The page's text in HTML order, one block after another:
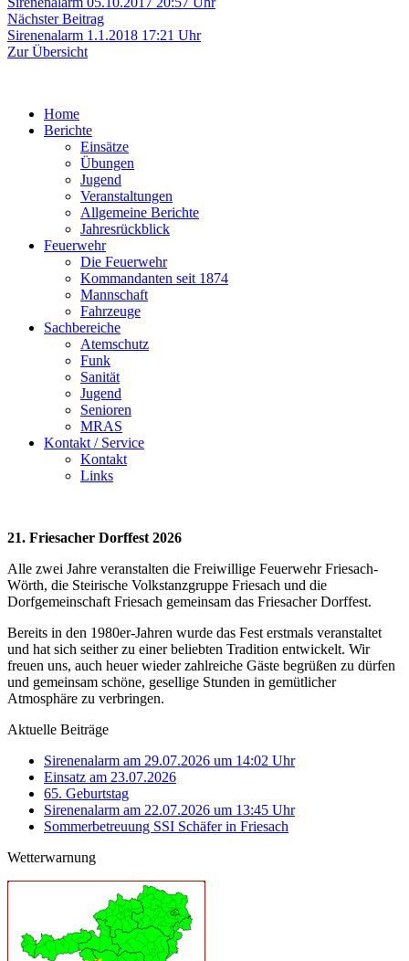
Nächster BeitragNächster
Beitrag:
Sirenenalarm 1.1.2018 17:21 Uhr
Zur Übersicht
Home
Berichte
Einsätze
Übungen
Jugend
Veranstaltungen
Allgemeine Berichte
Jahresrückblick
Feuerwehr
Die Feuerwehr
Kommandanten seit 1874
Mannschaft
Fahrzeuge
Sachbereiche
Atemschutz
Funk
Sanität
Jugend
Senioren
MRAS
Kontakt / Service
Kontakt
Links
21. Friesacher Dorffest 2026
Alle zwei Jahre veranstalten die Freiwillige Feuerwehr Friesach-
Wörth, die Steirische Volkstanzgruppe Friesach und die
Dorfgemeinschaft Friesach gemeinsam das Friesacher Dorffest.
Bereits in den 1980er-Jahren wurde das Fest erstmals veranstaltet
und hat sich seither zu einer beliebten Tradition entwickelt. Wir
freuen uns, auch heuer wieder zahlreiche Gäste begrüßen zu dürfen
und gemeinsam schöne, gesellige Stunden in gemütlicher
Atmosphäre zu verbringen.
Aktuelle Beiträge
Sirenenalarm am 29.07.2026 um 14:02 Uhr
Einsatz am 23.07.2026
65. Geburtstag
Sirenenalarm am 22.07.2026 um 13:45 Uhr
Sommerbetreuung SSI Schäfer in Friesach
Wetterwarnung